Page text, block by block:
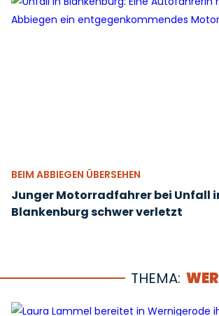
BEIM ABBIEGEN ÜBERSEHEN
Junger Motorradfahrer bei Unfall
Blankenburg schwer verletzt
THEMA: